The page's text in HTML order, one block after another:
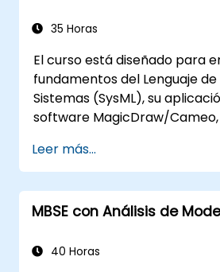
enseña cómo funcionan las
aplicados.
35 Horas
El curso está diseñado para
fundamentos del Lenguaje
Sistemas (SysML), su
software MagicDraw/
Sistemas Basada en Modelos
mejores prácticas en MBSE.
también está diseñada para
los profesionales
introducción al complemento
Leer más...
MBSE con Análisis de
40 Horas